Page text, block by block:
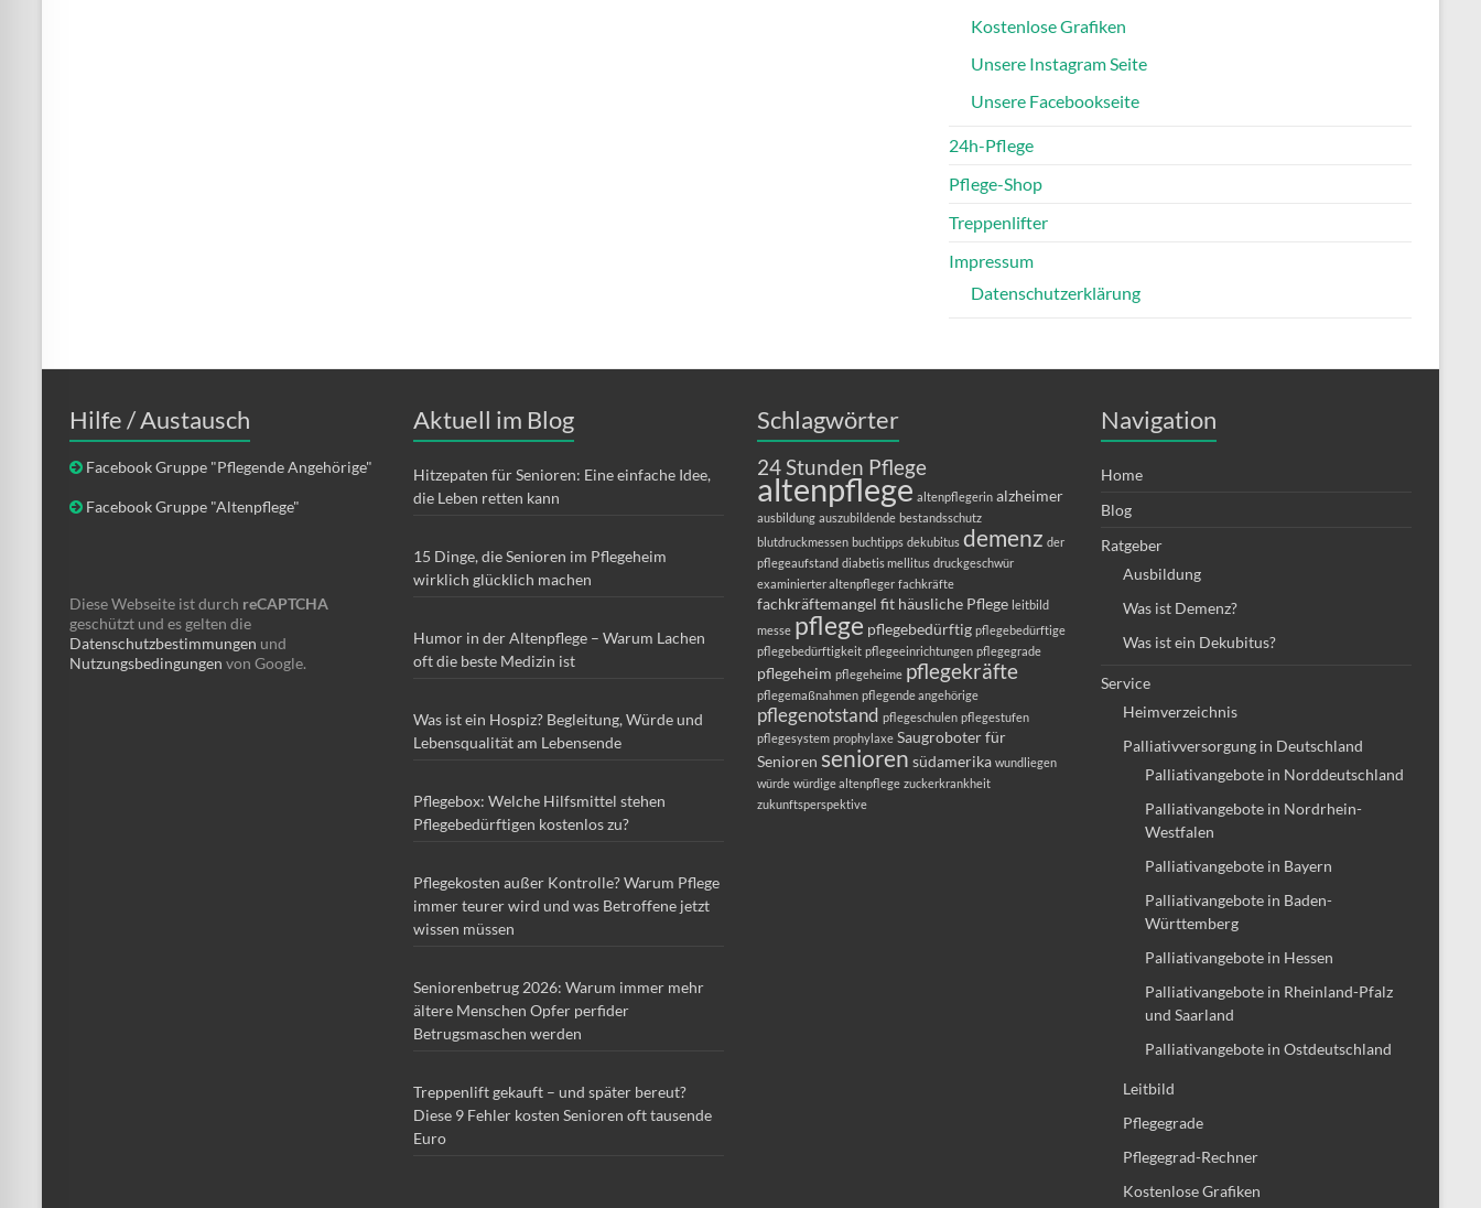
Kostenlose Grafiken
Unsere Instagram Seite
Unsere Facebookseite
24h-Pflege
Pflege-Shop
Treppenlifter
Impressum
Datenschutzerklärung
Hilfe / Austausch
Facebook Gruppe "Pflegende Angehörige"
Facebook Gruppe "Altenpflege"
Diese Webseite ist durch reCAPTCHA
geschützt und es gelten die
Datenschutzbestimmungen und
Nutzungsbedingungen von Google.
Aktuell im Blog
Hitzepaten für Senioren: Eine einfache Idee,
die Leben retten kann
15 Dinge, die Senioren im Pflegeheim
wirklich glücklich machen
Humor in der Altenpflege – Warum Lachen
oft die beste Medizin ist
Was ist ein Hospiz? Begleitung, Würde und
Lebensqualität am Lebensende
Pflegebox: Welche Hilfsmittel stehen
Pflegebedürftigen kostenlos zu?
Pflegekosten außer Kontrolle? Warum Pflege
immer teurer wird und was Betroffene jetzt
wissen müssen
Seniorenbetrug 2026: Warum immer mehr
ältere Menschen Opfer perfider
Betrugsmaschen werden
Treppenlift gekauft – und später bereut?
Diese 9 Fehler kosten Senioren oft tausende
Euro
Schlagwörter
24 Stunden Pflege
altenpflege altenpflegerin alzheimer
ausbildung auszubildende bestandsschutz
blutdruckmessen buchtipps dekubitus demenz der
pflegeaufstand diabetis mellitus druckgeschwür
examinierter altenpfleger fachkräfte
fachkräftemangel fit häusliche Pflege leitbild
messe pflege pflegebedürftig pflegebedürftige
pflegebedürftigkeit pflegeeinrichtungen pflegegrade
pflegeheim pflegeheime pflegekräfte
pflegemaßnahmen pflegende angehörige
pflegenotstand pflegeschulen pflegestufen
pflegesystem prophylaxe Saugroboter für
Senioren senioren südamerika wundliegen
würde würdige altenpflege zuckerkrankheit
zukunftsperspektive
Navigation
Home
Blog
Ratgeber
Ausbildung
Was ist Demenz?
Was ist ein Dekubitus?
Service
Heimverzeichnis
Palliativversorgung in Deutschland
Palliativangebote in Norddeutschland
Palliativangebote in Nordrhein-
Westfalen
Palliativangebote in Bayern
Palliativangebote in Baden-
Württemberg
Palliativangebote in Hessen
Palliativangebote in Rheinland-Pfalz
und Saarland
Palliativangebote in Ostdeutschland
Leitbild
Pflegegrade
Pflegegrad-Rechner
Kostenlose Grafiken